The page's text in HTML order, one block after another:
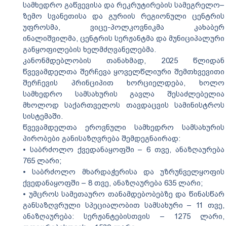
სამხედრო გაწვევისა და რეკრუტირების სამეგრელო–
ზემო სვანეთისა და გურიის რეგიონული ცენტრის
უფროსმა, ვიცე-პოლკოვნიკმა კახაბერ
ინალიშვილმა, ცენტრის სერჟანტმა და მუნიციპალური
განყოფილების ხელმძღვანელებმა.
კანონმდებლობის თანახმად, 2025 წლიდან
წვევამდელთა შერჩევა ყოველწლიური შემთხვევითი
შერჩევის პრინციპით ხორციელდება, ხოლო
სამხედრო სამსახურის გავლა შესაძლებელია
მხოლოდ საქართველოს თავდაცვის სამინისტროს
სისტემაში.
წვევამდელთა ეროვნული სამხედრო სამსახურის
პირობები განისაზღვრება შემდეგნაირად:
• საბრძოლო ქვედანაყოფში – 6 თვე, ანაზღაურება
765 ლარი;
• საბრძოლო მხარდაჭერისა და უზრუნველყოფის
ქვედანაყოფში – 8 თვე, ანაზღაურება 635 ლარი;
• უმცროს სამეთაურო თანამდებობებზე და წინასწარ
განსაზღვრული სპეციალობით სამსახური – 11 თვე,
ანაზღაურება: სერჟანტებისთვის – 1275 ლარი,